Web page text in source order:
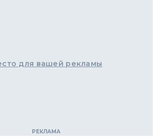
для вашей рекламы